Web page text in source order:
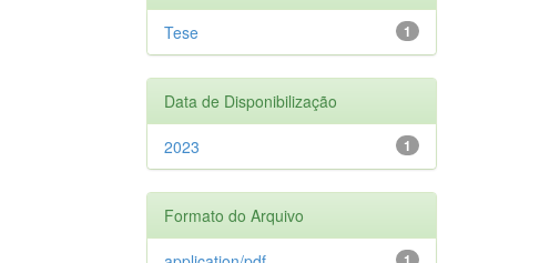
1
Tese
Data de Disponibilização
1
2023
Formato do Arquivo